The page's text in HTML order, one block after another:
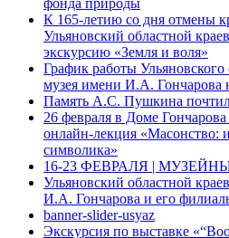
фонда природы
К 165-летию со дня отмены
Ульяновский областной
экскурсию «Земля и воля»
График работы Ульяновского
музея имени И.А. Гончарова
Память А.С. Пушкина
26 февраля в Доме
онлайн-лекция «Масонство:
символика»
16-23 ФЕВРАЛЯ |
Ульяновский областной
И.А. Гончарова и его
banner-slider-usyaz
Экскурсия по выставке